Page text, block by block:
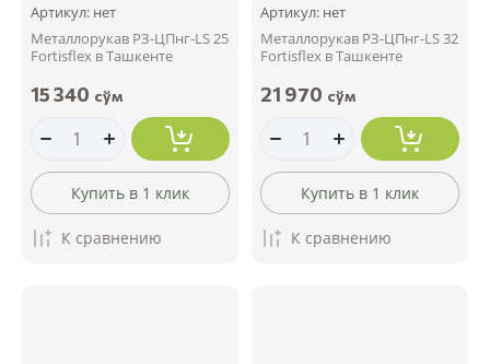
Артикул: нет
Металлорукав РЗ-ЦПнг-LS 25
Fortisflex в Ташкенте
15 340 сўм
Купить в 1 клик
К сравнению
Артикул: нет
Металлорукав РЗ-ЦПнг-LS 32
Fortisflex в Ташкенте
21 970 сўм
Купить в 1 клик
К сравнению